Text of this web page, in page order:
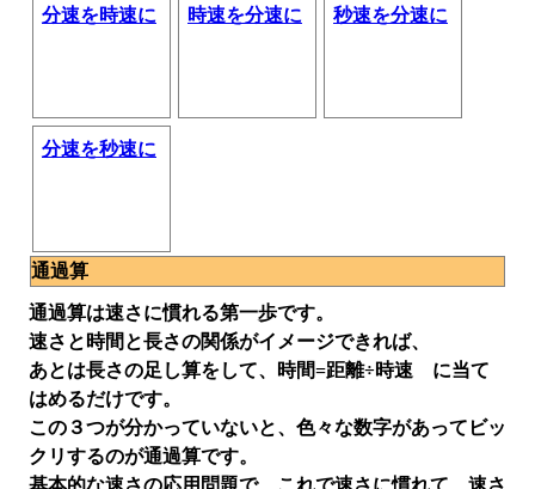
分速を時速に 時速を分速に 秒速を分速に
分速を秒速に
通過算
通過算は速さに慣れる第一歩です。
速さと時間と長さの関係がイメージできれば、
あとは長さの足し算をして、時間=距離÷時速 に当て
はめるだけです。
この３つが分かっていないと、色々な数字があってビッ
クリするのが通過算です。
基本的な速さの応用問題で、これで速さに慣れて、速さ